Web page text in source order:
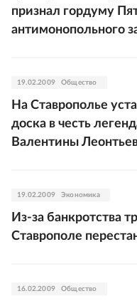
признал гордуму
антимонопольного
19.02.2009 Общество
На Ставрополье
доска в честь
Валентины
19.02.2009 Экономика
Из-за банкротства
Ставрополе
16.02.2009 Общество